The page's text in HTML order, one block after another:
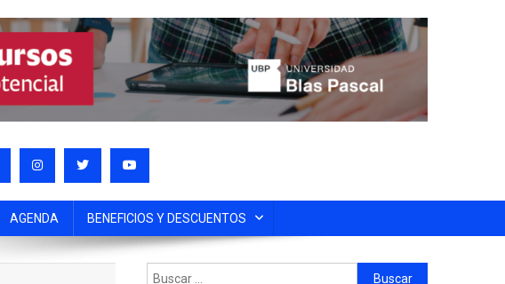
AGENDA BENEFICIOS Y DESCUENTOS